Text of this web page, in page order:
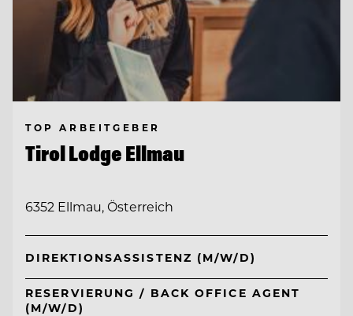
TOP ARBEITGEBER
Tirol Lodge Ellmau
6352 Ellmau, Österreich
DIREKTIONSASSISTENZ (M/W/D)
RESERVIERUNG / BACK OFFICE AGENT
(M/W/D)